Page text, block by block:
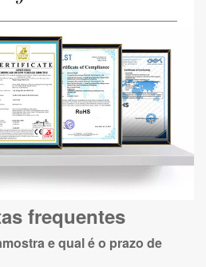
frequentes
e qual é o prazo de